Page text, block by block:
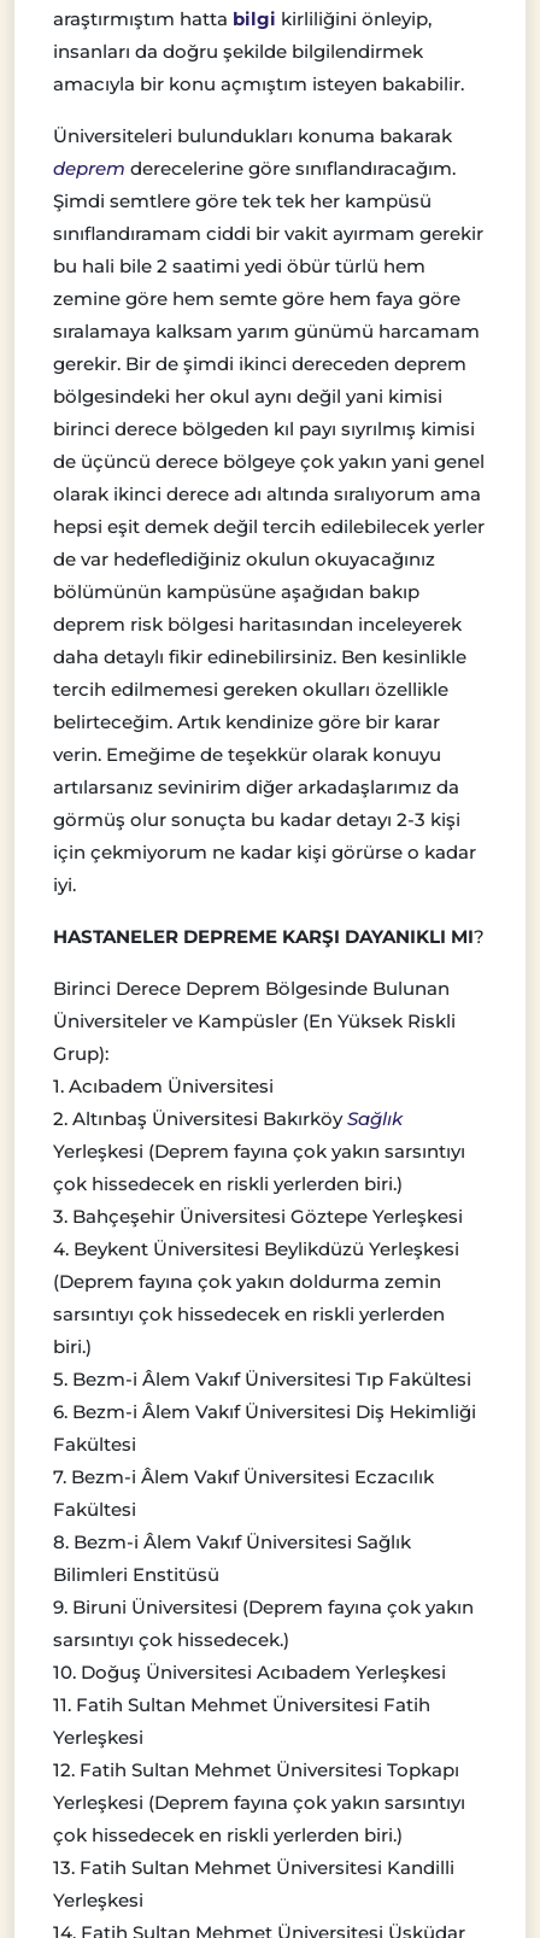
araştırmıştım hatta bilgi kirliliğini önleyip,
insanları da doğru şekilde bilgilendirmek
amacıyla bir konu açmıştım isteyen bakabilir.
Üniversiteleri bulundukları konuma bakarak
deprem derecelerine göre sınıflandıracağım.
Şimdi semtlere göre tek tek her kampüsü
sınıflandıramam ciddi bir vakit ayırmam gerekir
bu hali bile 2 saatimi yedi öbür türlü hem
zemine göre hem semte göre hem faya göre
sıralamaya kalksam yarım günümü harcamam
gerekir. Bir de şimdi ikinci dereceden deprem
bölgesindeki her okul aynı değil yani kimisi
birinci derece bölgeden kıl payı sıyrılmış kimisi
de üçüncü derece bölgeye çok yakın yani genel
olarak ikinci derece adı altında sıralıyorum ama
hepsi eşit demek değil tercih edilebilecek yerler
de var hedeflediğiniz okulun okuyacağınız
bölümünün kampüsüne aşağıdan bakıp
deprem risk bölgesi haritasından inceleyerek
daha detaylı fikir edinebilirsiniz. Ben kesinlikle
tercih edilmemesi gereken okulları özellikle
belirteceğim. Artık kendinize göre bir karar
verin. Emeğime de teşekkür olarak konuyu
artılarsanız sevinirim diğer arkadaşlarımız da
görmüş olur sonuçta bu kadar detayı 2-3 kişi
için çekmiyorum ne kadar kişi görürse o kadar
iyi.
HASTANELER DEPREME KARŞI DAYANIKLI MI?
Birinci Derece Deprem Bölgesinde Bulunan
Üniversiteler ve Kampüsler (En Yüksek Riskli
Grup):
1. Acıbadem Üniversitesi
2. Altınbaş Üniversitesi BakırköySağlık
Yerleşkesi (Deprem fayına çok yakın sarsıntıyı
çok hissedecek en riskli yerlerden biri.)
3. Bahçeşehir Üniversitesi Göztepe Yerleşkesi
4. Beykent Üniversitesi Beylikdüzü Yerleşkesi
(Deprem fayına çok yakın doldurma zemin
sarsıntıyı çok hissedecek en riskli yerlerden
biri.)
5. Bezm-i Âlem Vakıf Üniversitesi Tıp Fakültesi
6. Bezm-i Âlem Vakıf Üniversitesi Diş Hekimliği
Fakültesi
7. Bezm-i Âlem Vakıf Üniversitesi Eczacılık
Fakültesi
8. Bezm-i Âlem Vakıf Üniversitesi Sağlık
Bilimleri Enstitüsü
9. Biruni Üniversitesi (Deprem fayına çok yakın
sarsıntıyı çok hissedecek.)
10. Doğuş Üniversitesi Acıbadem Yerleşkesi
11. Fatih Sultan Mehmet Üniversitesi Fatih
Yerleşkesi
12. Fatih Sultan Mehmet Üniversitesi Topkapı
Yerleşkesi (Deprem fayına çok yakın sarsıntıyı
çok hissedecek en riskli yerlerden biri.)
13. Fatih Sultan Mehmet Üniversitesi Kandilli
Yerleşkesi
14. Fatih Sultan Mehmet Üniversitesi Üsküdar